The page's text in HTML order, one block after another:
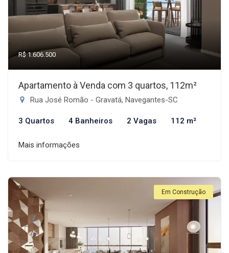
R$ 1.606.500
Apartamento à Venda com 3 quartos, 112m²
Rua José Romão - Gravatá, Navegantes-SC
3 Quartos 4 Banheiros 2 Vagas 112 m²
Mais informações
Em Construção